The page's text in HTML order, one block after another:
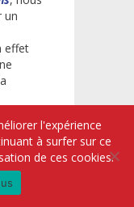
un
effet
est lal'expérience
à surfer sur ce
de ces cookies.